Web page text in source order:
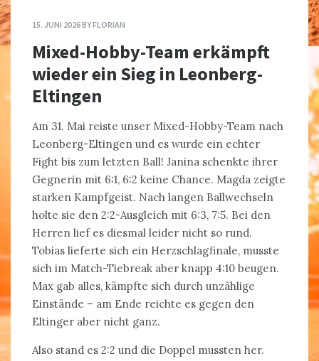
15. JUNI 2026BYFLORIAN
Mixed-Hobby-Team erkämpft
wieder ein Sieg in Leonberg-
Eltingen
Am 31. Mai reiste unser Mixed-Hobby-Team nach
Leonberg-Eltingen und es wurde ein echter
Fight bis zum letzten Ball! Janina schenkte ihrer
Gegnerin mit 6:1, 6:2 keine Chance. Magda zeigte
starken Kampfgeist. Nach langen Ballwechseln
holte sie den 2:2-Ausgleich mit 6:3, 7:5. Bei den
Herren lief es diesmal leider nicht so rund.
Tobias lieferte sich ein Herzschlagfinale, musste
sich im Match-Tiebreak aber knapp 4:10 beugen.
Max gab alles, kämpfte sich durch unzählige
Einstände – am Ende reichte es gegen den
Eltinger aber nicht ganz.
Also stand es 2:2 und die Doppel mussten her.